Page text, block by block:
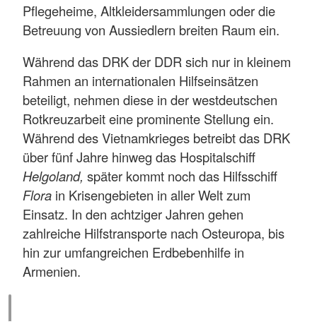
Pflegeheime, Altkleidersammlungen oder die
Betreuung von Aussiedlern breiten Raum ein.
Während das DRK der DDR sich nur in kleinem
Rahmen an internationalen Hilfseinsätzen
beteiligt, nehmen diese in der westdeutschen
Rotkreuzarbeit eine prominente Stellung ein.
Während des Vietnamkrieges betreibt das DRK
über fünf Jahre hinweg das Hospitalschiff
Helgoland, später kommt noch das Hilfsschiff
Flora in Krisengebieten in aller Welt zum
Einsatz. In den achtziger Jahren gehen
zahlreiche Hilfstransporte nach Osteuropa, bis
hin zur umfangreichen Erdbebenhilfe in
Armenien.